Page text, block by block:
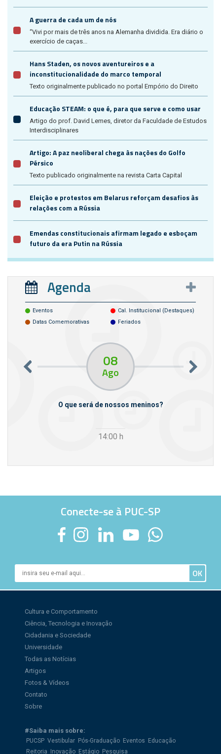
A guerra de cada um de nós
“Vivi por mais de três anos na Alemanha dividida. Era diário o
exercício de caças...
Hans Staden, os novos aventureiros e a
inconstitucionalidade do marco temporal
Texto originalmente publicado no portal Empório do Direito
Educação STEAM: o que é, para que serve e como usar
Artigo do prof. David Lemes, diretor da Faculdade de Estudos
Interdisciplinares
Artigo: A paz neoliberal chega às nações do Golfo
Pérsico
Texto publicado originalmente na revista Carta Capital
Eleição e protestos em Belarus reforçam desafios às
relações com a Rússia
Emendas constitucionais afirmam legado e esboçam
futuro da era Putin na Rússia
Agenda
Eventos
Cal. Institucional (destaques)
Datas Comemorativas
Feriados
08
Ago
O que será de nossos meninos?
14:00 h
Conecte-se à PUC-SP
Cultura e Comportamento
Ciência, Tecnologia e Inovação
Cidadania e Sociedade
Universidade
Todas as Notícias
Artigos
Fotos & Vídeos
Contato
Sobre
#Saiba mais sobre:
PUCSP Vestibular Pós-Graduação Eventos
Educação
Reitoria
Inovação Estágio Pesquisa